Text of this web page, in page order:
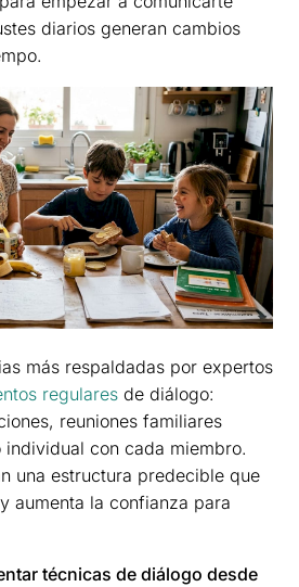
diarios generan cambios
más respaldadas por expertos
regulares de diálogo:
reuniones familiares
individual con cada miembro.
una estructura predecible que
aumenta la confianza para
técnicas de diálogo desde